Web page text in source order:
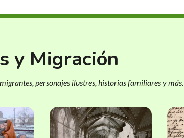
y Migración
personajes ilustres, historias familiares y más.